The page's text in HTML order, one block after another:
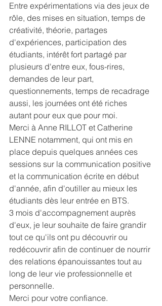
Entre expérimentations via des jeux de
rôle, des mises en situation, temps de
créativité, théorie, partages
d'expériences, participation des
étudiants, intérêt fort partagé par
plusieurs d'entre eux, fous-rires,
demandes de leur part,
questionnements, temps de recadrage
aussi, les journées ont été riches
autant pour eux que pour moi.
Merci à Anne RILLOT et Catherine
LENNE notamment, qui ont mis en
place depuis quelques années ces
sessions sur la communication positive
et la communication écrite en début
d'année, afin d'outiller au mieux les
étudiants dès leur entrée en BTS.
3 mois d'accompagnement auprès
d'eux, je leur souhaite de faire grandir
tout ce qu'ils ont pu découvrir ou
redécouvrir afin de continuer de nourrir
des relations épanouissantes tout au
long de leur vie professionnelle et
personnelle.
Merci pour votre confiance.